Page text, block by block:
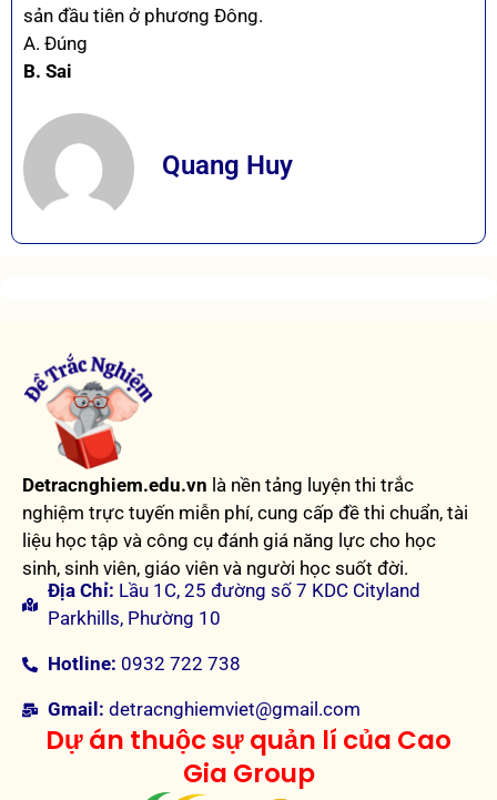
sản đầu tiên ở phương Đông.
A. Đúng
B. Sai
Quang Huy
Detracnghiem.edu.vn là nền tảng luyện thi trắc
nghiệm trực tuyến miễn phí, cung cấp đề thi chuẩn, tài
liệu học tập và công cụ đánh giá năng lực cho học
sinh, sinh viên, giáo viên và người học suốt đời.
Địa Chỉ: Lầu 1C, 25 đường số 7 KDC Cityland
Parkhills, Phường 10
Hotline: 0932 722 738
Gmail: detracnghiemviet@gmail.com
Dự án thuộc sự quản lí của Cao
Gia Group